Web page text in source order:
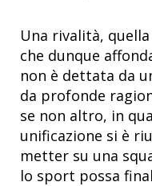
Una rivalità,
che dunque
non è dettata da
da profonde
se non altro, in
unificazione si è
metter su una
lo sport possa